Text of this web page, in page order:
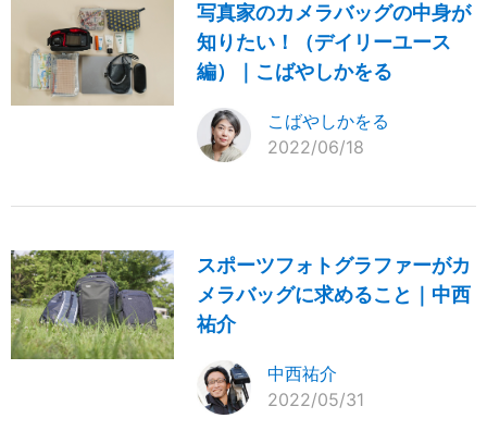
写真家のカメラバッグの中身が
知りたい！（デイリーユース
編）｜こばやしかをる
こばやしかをる
2022/06/18
スポーツフォトグラファーがカ
メラバッグに求めること｜中西
祐介
中西祐介
2022/05/31